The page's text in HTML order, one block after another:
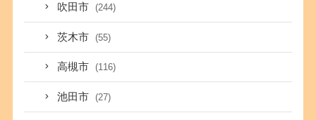
吹田市 (244)
茨木市 (55)
高槻市 (116)
池田市 (27)